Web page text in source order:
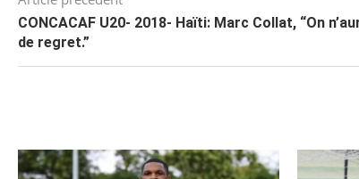
CONCACAF U20- 2018- Haïti: Marc Collat, “On
de regret.”